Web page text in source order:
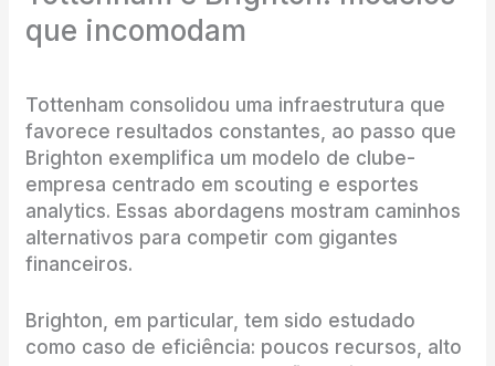
que incomodam
Tottenham consolidou uma infraestrutura que
favorece resultados constantes, ao passo que
Brighton exemplifica um modelo de clube-
empresa centrado em scouting e esportes
analytics. Essas abordagens mostram caminhos
alternativos para competir com gigantes
financeiros.
Brighton, em particular, tem sido estudado
como caso de eficiência: poucos recursos, alto